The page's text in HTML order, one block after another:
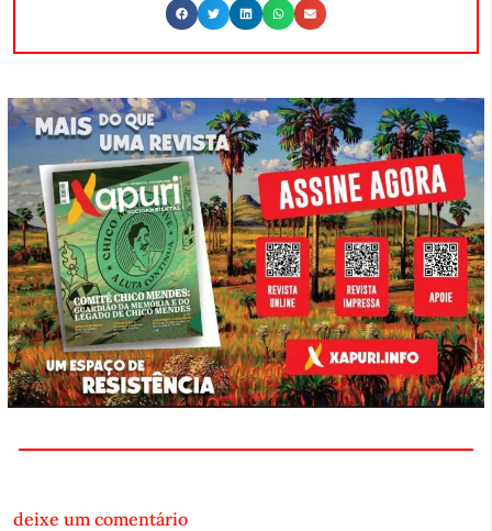
deixe um comentário